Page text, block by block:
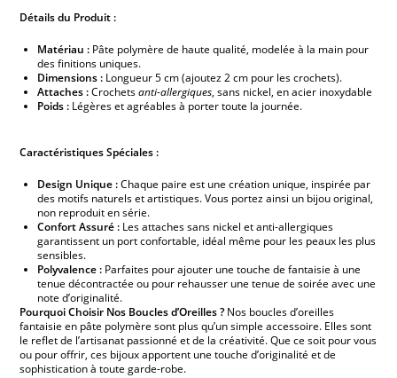
Détails du Produit :
Matériau : Pâte polymère de haute qualité, modelée à la main pour
des finitions uniques.
Dimensions : Longueur 5 cm (ajoutez 2 cm pour les crochets).
Attaches :Crochetsanti-allergiques, sans nickel, en acier inoxydable
Poids : Légères et agréables à porter toute la journée.
Caractéristiques Spéciales :
Design Unique :Chaque paire est une création unique, inspirée par
des motifs naturels et artistiques. Vous portez ainsi un bijou original,
non reproduit en série.
Confort Assuré : Les attaches sans nickel et anti-allergiques
garantissent un port confortable, idéal même pour les peaux les plus
sensibles.
Polyvalence : Parfaites pour ajouter une touche de fantaisie à une
tenue décontractée ou pour rehausser une tenue de soirée avec une
note d’originalité.
Pourquoi Choisir Nos Boucles d’Oreilles ? Nos boucles d’oreilles
fantaisie en pâte polymère sont plus qu’un simple accessoire. Elles sont
le reflet de l’artisanat passionné et de la créativité. Que ce soit pour vous
ou pour offrir, ces bijoux apportent une touche d’originalité et de
sophistication à toute garde-robe.